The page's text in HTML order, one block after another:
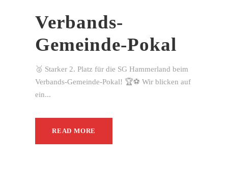
Verbands-
Gemeinde-Pokal
🥈 Starker 2. Platz für die SG Hammerland beim
Verbands-Gemeinde-Pokal! 🏆⚽ Wir blicken auf
ein...
READ MORE